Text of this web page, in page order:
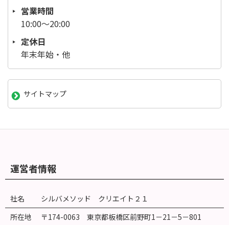
営業時間
10:00～20:00
定休日
年末年始・他
サイトマップ
運営者情報
社名
シルバメソッド クリエイト２１
所在地
〒174-0063 東京都板橋区前野町1－21－5－801